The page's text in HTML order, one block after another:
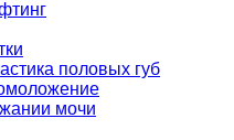
половых губ
мочи